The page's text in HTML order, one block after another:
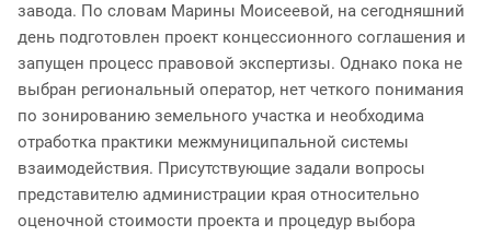
завода. По словам Марины Моисеевой, на сегодняшний
день подготовлен проект концессионного соглашения и
запущен процесс правовой экспертизы. Однако пока не
выбран региональный оператор, нет четкого понимания
по зонированию земельного участка и необходима
отработка практики межмуниципальной системы
взаимодействия. Присутствующие задали вопросы
представителю администрации края относительно
оценочной стоимости проекта и процедур выбора